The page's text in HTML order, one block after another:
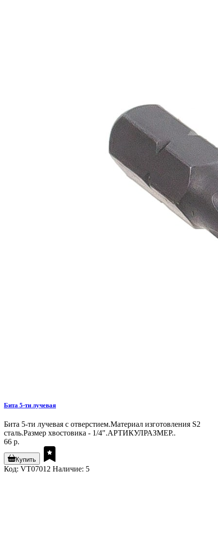
Бита 5-ти лучевая
Бита 5-ти лучевая с отверстием.Материал изготовления S2
сталь.Размер хвостовика - 1/4".АРТИКУЛРАЗМЕР..
66 р.
Купить
Код: VT07012 Наличие: 5